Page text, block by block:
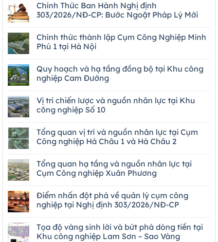
Chính Thức Ban Hành Nghị định
303/2026/NĐ-CP: Bước Ngoặt Pháp Lý Mới
Chính thức thành lập Cụm Công Nghiệp Minh
Phú 1 tại Hà Nội
Quy hoạch và hạ tầng đồng bộ tại Khu công
nghiệp Cam Đường
Vị trí chiến lược và nguồn nhân lực tại Khu
công nghiệp Số 10
Tổng quan vị trí và nguồn nhân lực tại Cụm
Công nghiệp Hà Châu 1 và Hà Châu 2
Tổng quan hạ tầng và nguồn nhân lực tại
Cụm Công nghiệp Xuân Phương
Điểm nhấn đột phá về quản lý cụm công
nghiệp tại Nghị định 303/2026/NĐ-CP
Tọa độ vàng sinh lời và bứt phá dòng tiền tại
Khu công nghiệp Lam Sơn – Sao Vàng